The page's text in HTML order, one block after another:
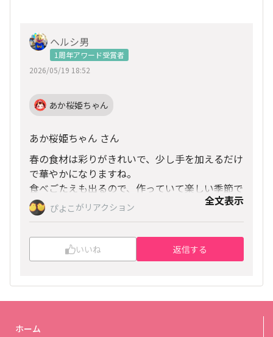
ヘルシ男
1周年アワード受賞者
2026/05/19 18:52
あか桜姫ちゃん
あか桜姫ちゃん さん
春の食材は彩りがきれいで、少し手を加えるだけ
で華やかになりますね。
食べごたえも出るので、作っていて楽しい季節で
す。
気が向いたときに、ぜひ試してみてください。
ぴよこ がリアクション 全文表示
いいね 返信する
ホーム